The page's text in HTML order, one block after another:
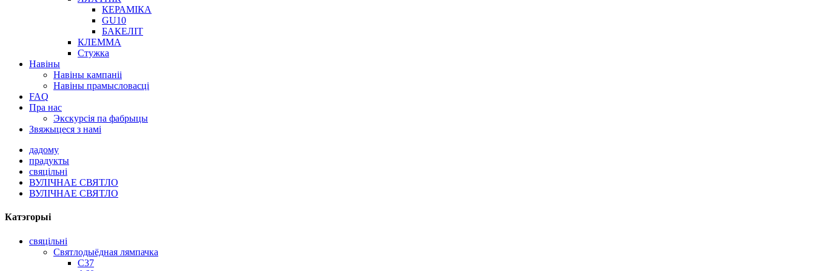
КЕРАМІКА
GU10
БАКЕЛІТ
КЛЕММА
Стужка
Навіны
Навіны кампаніі
Навіны прамысловасці
FAQ
Пра нас
Экскурсія па фабрыцы
Звяжыцеся з намі
дадому
прадукты
свяцільні
ВУЛІЧНАЕ СВЯТЛО
ВУЛІЧНАЕ СВЯТЛО
Катэгорыі
свяцільні
Святлодыёдная лямпачка
C37